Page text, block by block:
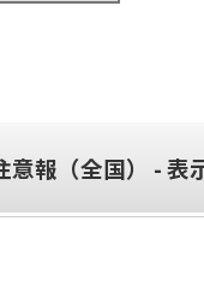
報（全国） - 表